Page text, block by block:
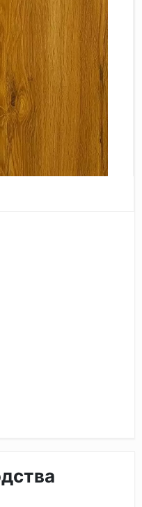
CronaFloor
Damy Floor
Decoria
Dolce Flooring
ECO Parquet